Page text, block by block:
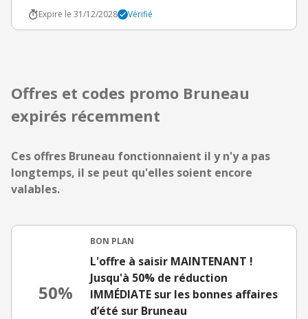
Expire le 31/12/2028
Vérifié
Offres et codes promo Bruneau
expirés récemment
Ces offres Bruneau fonctionnaient il y n'y a pas
longtemps, il se peut qu'elles soient encore
valables.
50%
BON PLAN
L'offre à saisir MAINTENANT !
Jusqu'à 50% de réduction
IMMÉDIATE sur les bonnes affaires
d’été sur Bruneau